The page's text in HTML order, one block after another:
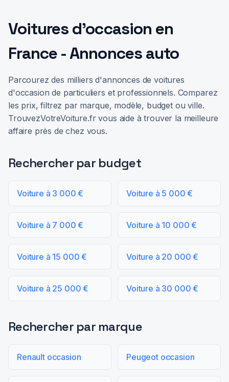
Voitures d'occasion en
France - Annonces auto
Parcourez des milliers d'annonces de voitures
d'occasion de particuliers et professionnels. Comparez
les prix, filtrez par marque, modèle, budget ou ville.
TrouvezVotreVoiture.fr vous aide à trouver la meilleure
affaire près de chez vous.
Rechercher par budget
Voiture à 3 000 € Voiture à 5 000 €
Voiture à 7 000 € Voiture à 10 000 €
Voiture à 15 000 € Voiture à 20 000 €
Voiture à 25 000 € Voiture à 30 000 €
Rechercher par marque
Renault occasion Peugeot occasion